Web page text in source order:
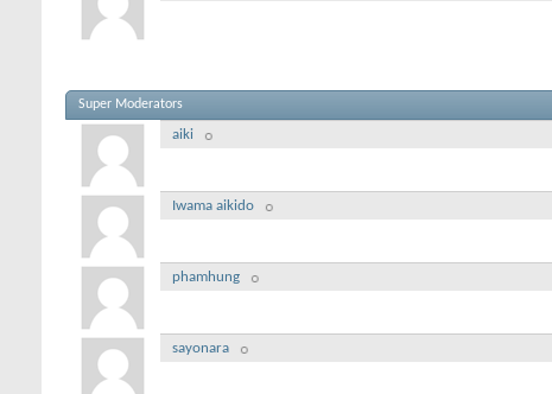
Super Moderators
aiki
Iwama aikido
phamhung
sayonara